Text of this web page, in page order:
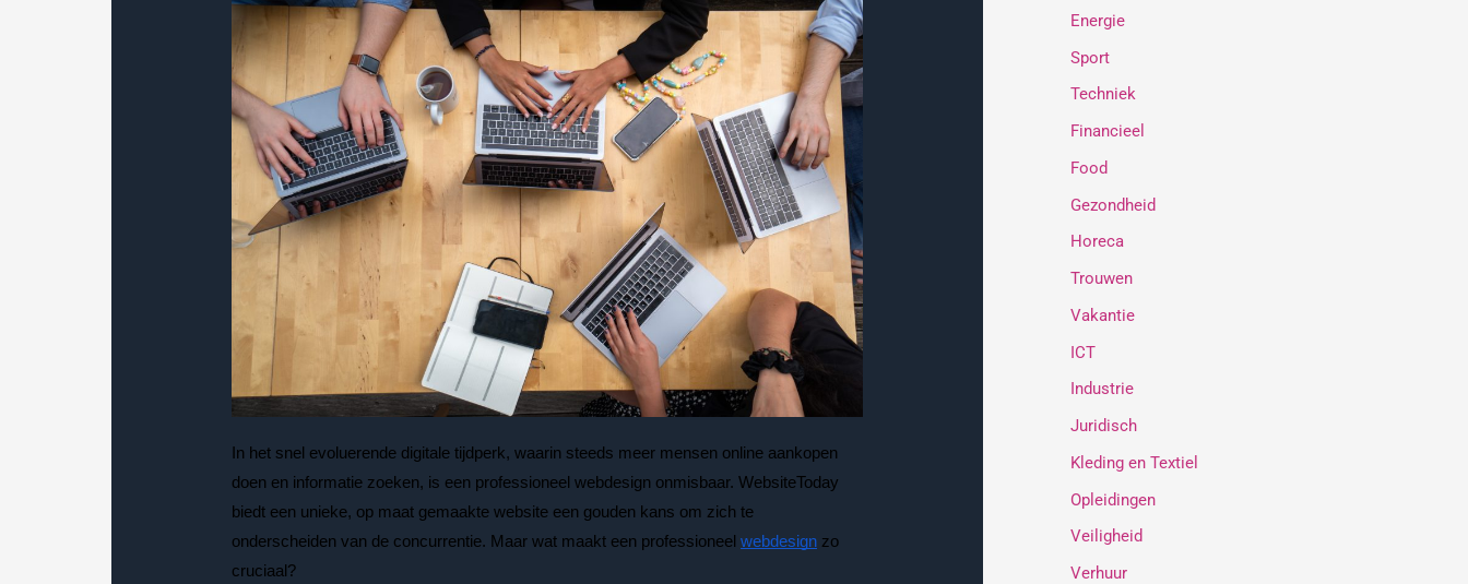
In het snel evoluerende digitale tijdperk, waarin steeds meer mensen online aankopen
doen en informatie zoeken, is een professioneel webdesign onmisbaar. WebsiteToday
biedt een unieke, op maat gemaakte website een gouden kans om zich te
onderscheiden van de concurrentie. Maar wat maakt een professioneelwebdesign zo
cruciaal?
Energie
Sport
Techniek
Financieel
Food
Gezondheid
Horeca
Trouwen
Vakantie
ICT
Industrie
Juridisch
Kleding en Textiel
Opleidingen
Veiligheid
Verhuur